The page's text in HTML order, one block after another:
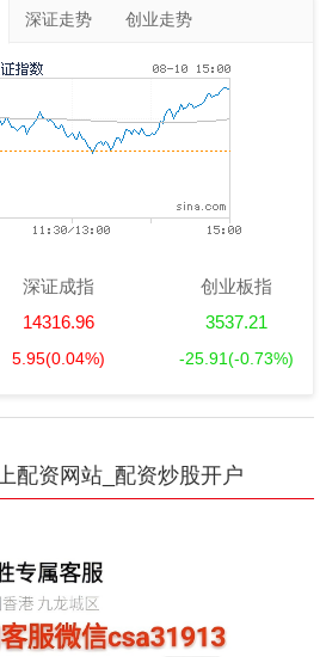
深证走势 创业走势
深证成指
14316.96
5.95(0.04%)
创业板指
3537.21
-25.91(-0.73%)
配资网站_配资炒股开户